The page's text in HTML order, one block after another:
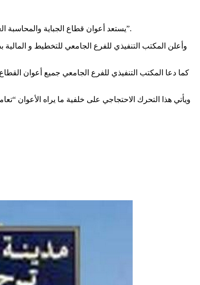
يستعد أعوان قطاع الجباية والمحاسبة العمومية والاستخلاص بجهة صفاقس لتنفيذ سلسلة من التحركات الاحتجاجية، وذلك تعبيرًا عن استيائهم من “تهميش القطاع” و”غياب النظام الأساسي”.
ويأتي هذا التحرك الاحتجاجي على خلفية ما يراه الأعوان